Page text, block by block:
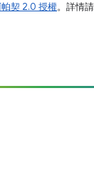
契 2.0 授權。詳情